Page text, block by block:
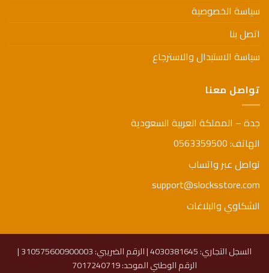
سياسة الخصوصية
اتصل بنا
سياسة الاستبدال والاسترجاع
تواصل معنا
جدة – المملكة العربية السعودية
الهاتف: 0563359500
تواصل عبر واتساب
support@slocksstore.com
الشكاوي والبلاغات
السجل التجاري: 4030381645 | الرقم الضريبي: 310575600900003 |
الرقم الوطني الموحد: 7017240719